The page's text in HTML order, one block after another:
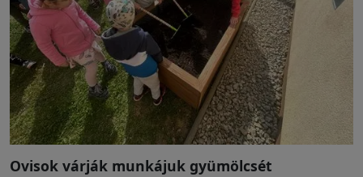
Ovisok várják munkájuk gyümölcsét